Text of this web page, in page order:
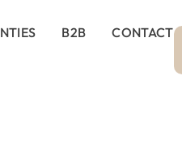
B2B CONTACT